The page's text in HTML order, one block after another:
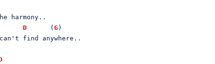
harmony..
D
      (
G)
find anywhere..